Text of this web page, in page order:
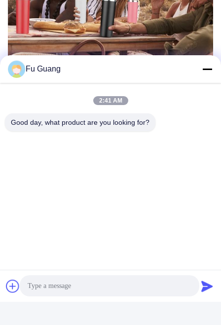
태그: 스테인리스 스틸 커피 텀블러
Fu Guang
2:41 AM
Good day, what product are you looking for?